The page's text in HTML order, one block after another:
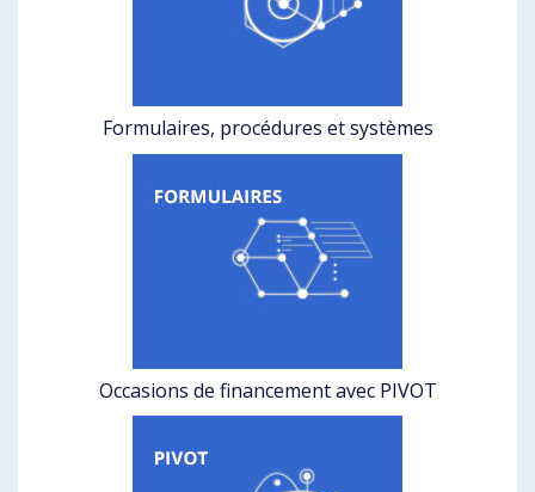
Formulaires, procédures et systèmes
Occasions de financement avec PIVOT